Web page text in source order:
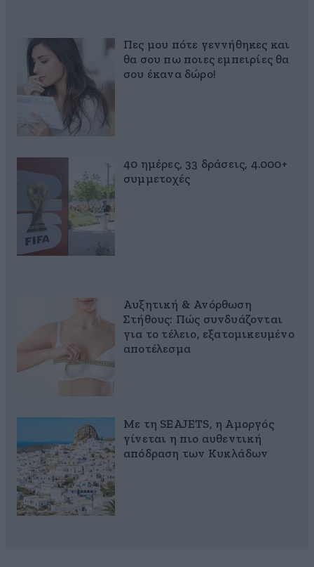
Πες μου πότε γεννήθηκες και
θα σου πω ποιες εμπειρίες θα
σου έκανα δώρο!
40 ημέρες, 33 δράσεις, 4.000+
συμμετοχές
Αυξητική & Ανόρθωση
Στήθους: Πώς συνδυάζονται
για το τέλειο, εξατομικευμένο
αποτέλεσμα
Με τη SEAJETS, η Αμοργός
γίνεται η πιο αυθεντική
απόδραση των Κυκλάδων